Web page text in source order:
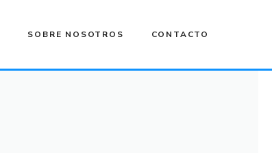
SOBRE NOSOTROS CONTACTO